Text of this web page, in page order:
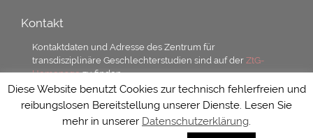
Kontakt
Kontaktdaten und Adresse des Zentrum für
transdisziplinäre Geschlechterstudien sind auf derZtG-
Homepagezu finden.
Diese Website benutzt Cookies zur technisch fehlerfreien und
reibungslosen Bereitstellung unserer Dienste. Lesen Sie
mehr in unserer Datenschutzerklärung.